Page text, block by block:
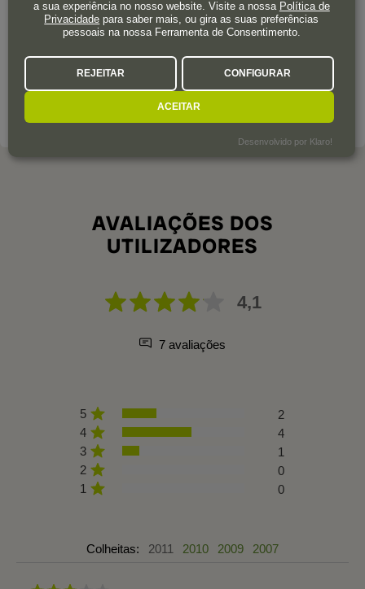
Félix Martínez Lacuesta e os seus irmãos começaram a
vender vinhos e refrigerantes na rua Vega, em Haro. Corria o
ano de 1895 e, desde essa data, a adega Martínez Lacuesta
pertence, única e exclusivamente, a esta família.
AVALIAÇÕES DOS
UTILIZADORES
4,1
7 avaliações
5
2
4
4
3
1
2
0
1
0
Colheitas: 2011 2010 2009 2007
a sua experiência no nosso website. Visite a nossa Política de
Privacidade para saber mais, ou gira as suas preferências
pessoais na nossa Ferramenta de Consentimento.
REJEITAR CONFIGURAR
ACEITAR
Desenvolvido por Klaro!